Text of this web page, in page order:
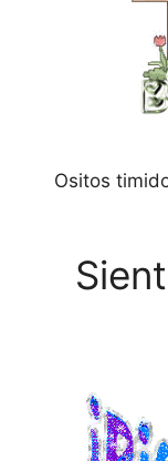
Ositos